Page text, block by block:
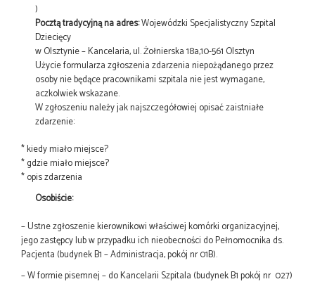
)
Pocztą tradycyjną na adres:Wojewódzki Specjalistyczny Szpital
Dziecięcy
w Olsztynie – Kancelaria, ul. Żołnierska 18a,10-561 Olsztyn
Użycie formularza zgłoszenia zdarzenia niepożądanego przez
osoby nie będące pracownikami szpitala nie jest wymagane,
aczkolwiek wskazane.
W zgłoszeniu należy jak najszczegółowiej opisać zaistniałe
zdarzenie:
* kiedy miało miejsce?
* gdzie miało miejsce?
* opis zdarzenia
Osobiście:
– Ustne zgłoszenie kierownikowi właściwej komórki organizacyjnej,
jego zastępcy lub w przypadku ich nieobecności do Pełnomocnika ds.
Pacjenta (budynek B1 – Administracja, pokój nr 01B).
– W formie pisemnej – do Kancelarii Szpitala (budynek B1 pokój nr 027)